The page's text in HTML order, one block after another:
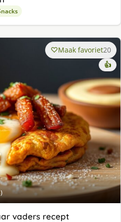
Maak favoriet20
👍
vaders recept